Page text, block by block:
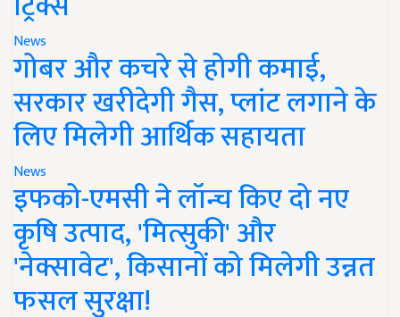
News
गोबर और कचरे से होगी कमाई,
सरकार खरीदेगी गैस, प्लांट लगाने के
लिए मिलेगी आर्थिक सहायता
News
इफको-एमसी ने लॉन्च किए दो नए
कृषि उत्पाद, 'मित्सुकी' और
'नेक्सावेट', किसानों को मिलेगी उन्नत
फसल सुरक्षा!